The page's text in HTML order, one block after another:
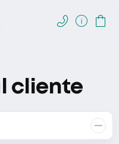
  
cliente